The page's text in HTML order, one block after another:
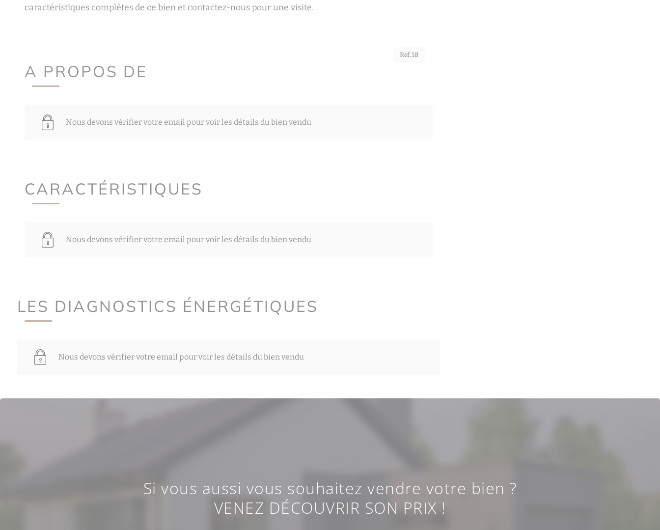
caractéristiques complètes de ce bien et contactez-nous pour une visite.
A PROPOS DE
Ref.18
Nous devons vérifier votre email pour voir les détails du bien vendu
CARACTÉRISTIQUES
Nous devons vérifier votre email pour voir les détails du bien vendu
LES DIAGNOSTICS ÉNERGÉTIQUES
Nous devons vérifier votre email pour voir les détails du bien vendu
Si vous aussi vous souhaitez vendre votre bien ?
VENEZ DÉCOUVRIR SON PRIX !